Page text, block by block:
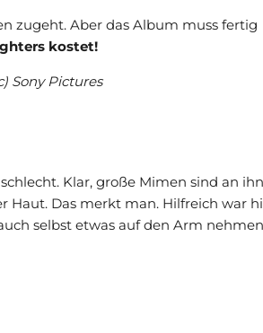
zugeht. Aber das Album muss fertig
kostet!
Sony Pictures
Klar, große Mimen sind an
Haut. Das merkt man. Hilfreich war
selbst etwas auf den Arm nehmen